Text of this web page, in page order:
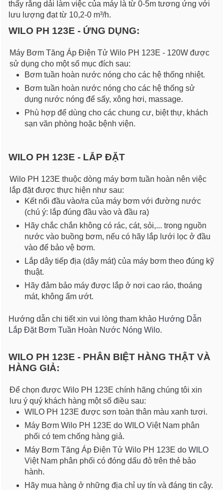
thấy rằng dải làm việc của máy là từ 0-5m tương ứng với
lưu lượng đạt từ 10,2-0 m³/h.
WILO PH 123E - ỨNG DỤNG:
Máy Bơm Tăng Áp Điện Tử Wilo PH 123E - 120W được
sử dụng cho một số mục đích sau:
Bơm tuần hoàn nước nóng cho các hệ thống nhiệt.
Bơm tuần hoàn nước nóng cho các hệ thống sử
dụng nước nóng để sấy, xông hơi, massage.
Phù hợp để dùng cho các chung cư, biệt thự, khách
sạn văn phòng hoặc bệnh viện.
WILO PH 123E - LẮP ĐẶT
Wilo PH 123E thuộc dòng máy bơm tuần hoàn nên việc
lắp đặt được thực hiện như sau:
Kết nối đầu vào/ra của máy bơm với đường nước
(chú ý: lắp đúng đầu vào và đầu ra)
Hãy chắc chắn không có rác, cát, sỏi,... trong nguồn
nước vào buồng bơm, nếu có hãy lắp lưới lọc ở đầu
vào để bảo vệ bơm.
Lắp dây tiếp địa (dây mát) của máy bơm theo đúng kỹ
thuật.
Hãy đảm bảo máy được lắp ở nơi cao ráo, thoáng
mát, không ẩm ướt.
Hướng dẫn chi tiết xin vui lòng tham khảo Hướng Dẫn
Lắp Đặt Bơm Tuần Hoàn Nước Nóng Wilo.
WILO PH 123E - PHÂN BIỆT HÀNG THẬT VÀ
HÀNG GIẢ:
Để chọn được Wilo PH 123E chính hãng chúng tôi xin
lưu ý quý khách hàng một số điều sau:
WILO PH 123E được sơn toàn thân màu xanh tươi.
Máy Bơm Wilo PH 123E do WILO Việt Nam phân
phối có tem chống hàng giả.
Máy Bơm Tăng Áp Điện Tử Wilo PH 123E do WILO
Việt Nam phân phối có đóng dấu đỏ trên thẻ bảo
hành.
Hãy mua hàng ở những địa chỉ uy tín và đáng tin cậy.